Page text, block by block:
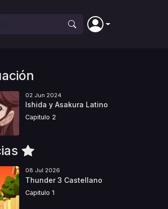
02 Jun 2024
Ishida y Asakura Latino
Capitulo 2
08 Jul 2026
Thunder 3 Castellano
Capitulo 1